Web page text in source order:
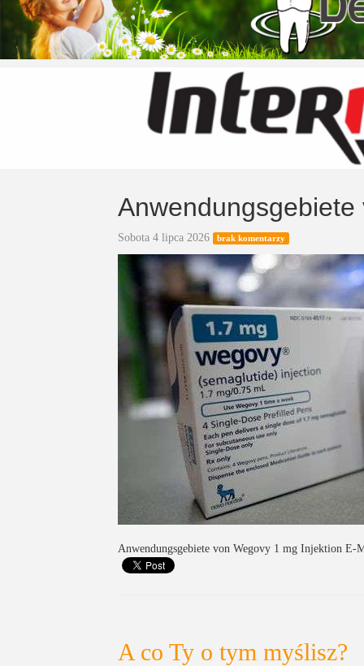
Sobota 4 lipca 2026 brak komentarzy
Anwendungsgebiete von Wegovy 1 mg Injektion E-
A co Ty o tym myślisz?